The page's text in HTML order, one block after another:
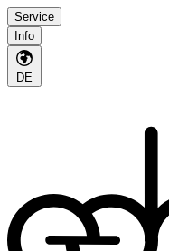
Service
Info
DE